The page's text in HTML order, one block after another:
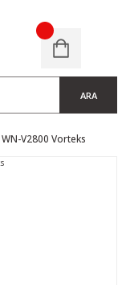
ARA
V2800 Vorteks